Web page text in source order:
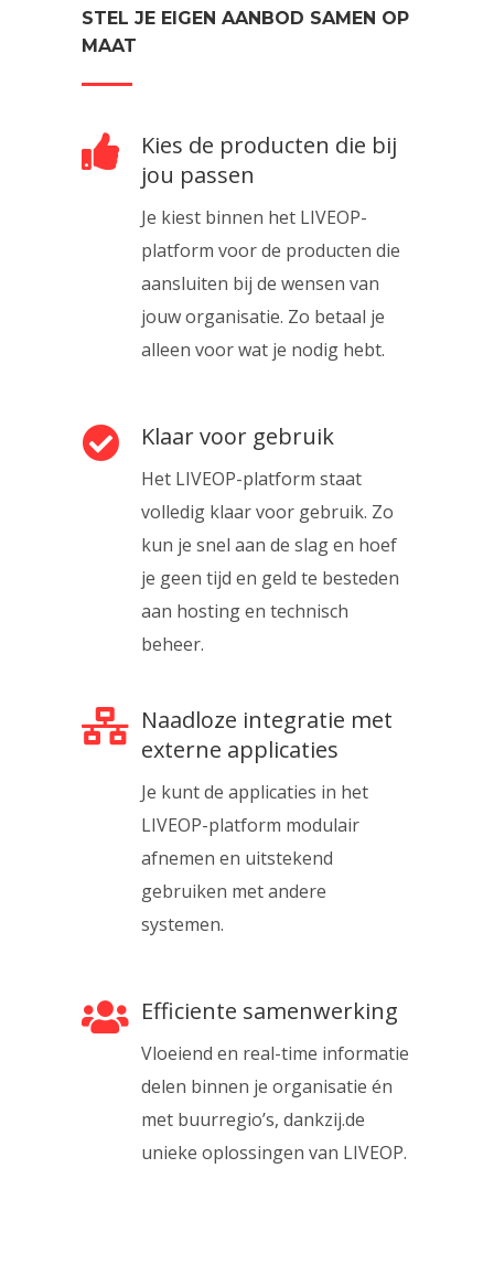
STEL JE EIGEN AANBOD SAMEN OP
MAAT
Kies de producten die bij
jou passen
Je kiest binnen het LIVEOP-
platform voor de producten die
aansluiten bij de wensen van
jouw organisatie. Zo betaal je
alleen voor wat je nodig hebt.
Klaar voor gebruik
Het LIVEOP-platform staat
volledig klaar voor gebruik. Zo
kun je snel aan de slag en hoef
je geen tijd en geld te besteden
aan hosting en technisch
beheer.
Naadloze integratie met
externe applicaties
Je kunt de applicaties in het
LIVEOP-platform modulair
afnemen en uitstekend
gebruiken met andere
systemen.
Efficiente samenwerking
Vloeiend en real-time informatie
delen binnen je organisatie én
met buurregio’s, dankzij.de
unieke oplossingen van LIVEOP.